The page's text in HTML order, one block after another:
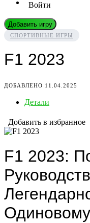
Войти
Добавить игру
СПОРТИВНЫЕ ИГРЫ
F1 2023
ДОБАВЛЕНО 11.04.2025
Детали
Добавить в избранное
F1 2023: